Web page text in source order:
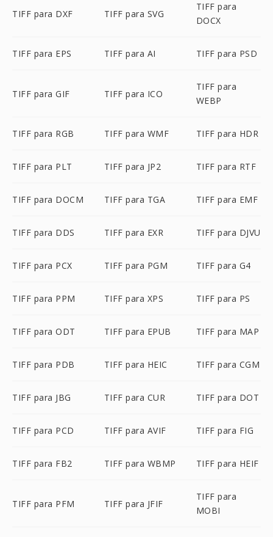
TIFF para DXF TIFF para SVG
TIFF para
DOCX
TIFF para EPS TIFF para AI TIFF para PSD
TIFF para GIF TIFF para ICO
TIFF para
WEBP
TIFF para RGB TIFF para WMF TIFF para HDR
TIFF para PLT TIFF para JP2 TIFF para RTF
TIFF para DOCM TIFF para TGA TIFF para EMF
TIFF para DDS TIFF para EXR TIFF para DJVU
TIFF para PCX TIFF para PGM TIFF para G4
TIFF para PPM TIFF para XPS TIFF para PS
TIFF para ODT TIFF para EPUB TIFF para MAP
TIFF para PDB TIFF para HEIC TIFF para CGM
TIFF para JBG TIFF para CUR TIFF para DOT
TIFF para PCD TIFF para AVIF TIFF para FIG
TIFF para FB2 TIFF para WBMP TIFF para HEIF
TIFF para PFM TIFF para JFIF
TIFF para
MOBI